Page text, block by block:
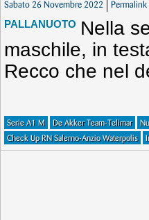
Sabato 26 Novembre 2022 Permalink
PALLANUOTO Nella
maschile, in
Recco che nel
Serie A1 M De Akker Team-Telimar
Check Up RN Salerno-Anzio Waterpolis